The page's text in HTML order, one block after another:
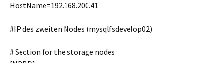
HostName=192.168.200.41
#IP des zweiten Nodes (mysqlfsdevelop02)
# Section for the storage nodes